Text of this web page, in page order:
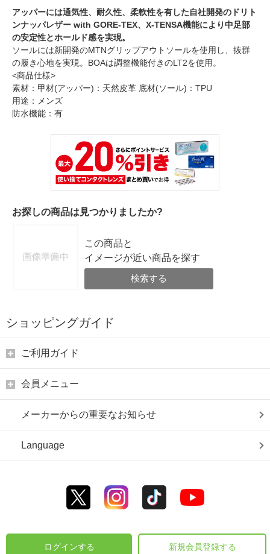
アッパーには通気性、耐久性、柔軟性を有した自社開発のドリト
ンナッパレザー with GORE-TEX、X-TENSA機能により中足部
の安定性とホールド感を実現。
ソールには新開発のMTNグリップアウトソールを使用し、抜群
の履き心地を実現。BOAは調整機能付きのLT2を使用。
<商品仕様>
素材：甲材(アッパー)：天然皮革 底材(ソール)：TPU
用途：メンズ
防水機能：有
お探しの商品は見つかりましたか?
この商品と
イメージが近い商品を探す
検索する
ショッピングガイド
ご利用ガイド
会員メニュー
メーカーからの重要なお知らせ
Language
ログインする 新規会員登録する